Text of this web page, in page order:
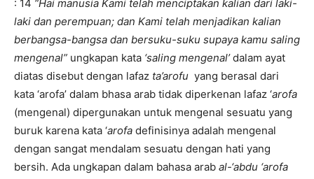
: 14 “Hai manusia Kami telah menciptakan kalian dari laki-
laki dan perempuan; dan Kami telah menjadikan kalian
berbangsa-bangsa dan bersuku-suku supaya kamu saling
mengenal” ungkapan kata ‘saling mengenal’dalam ayat
diatas disebut dengan lafaz ta’arofu yang berasal dari
kata ‘arofa’ dalam bhasa arab tidak diperkenan lafaz ‘arofa
(mengenal) dipergunakan untuk mengenal sesuatu yang
buruk karena kata ‘arofa definisinya adalah mengenal
dengan sangat mendalam sesuatu dengan hati yang
bersih. Ada ungkapan dalam bahasa arab al-‘abdu ‘arofa